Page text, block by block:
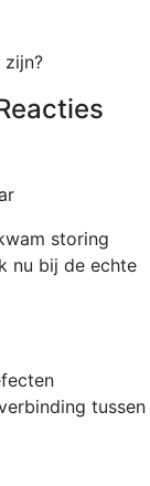
zijn?
storing
nu bij de echte
tussen